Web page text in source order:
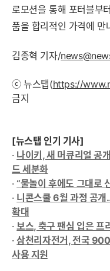
로모션을 통해 포터블부
품을 합리적인 가격에 만
김종혁 기자/
ⓒ 뉴스탭(https://
금지
[뉴스탭 인기 기사]
· 나이키, 새 머큐리얼 공
드 세분화
· “물놀이 후에도 그대로
· 니콘스쿨 6월 과정 공
확대
·보스, 축구 팬심 입은 프
·삼천리자전거, 전국 900
사용 지원